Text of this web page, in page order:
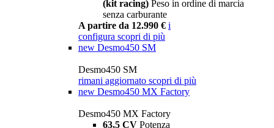
(kit racing) Peso in ordine di marcia
senza carburante
A partire da 12.990 € i
configura scopri di più
new Desmo450 SM
Desmo450 SM
rimani aggiornato scopri di più
new Desmo450 MX Factory
Desmo450 MX Factory
63,5 CV Potenza